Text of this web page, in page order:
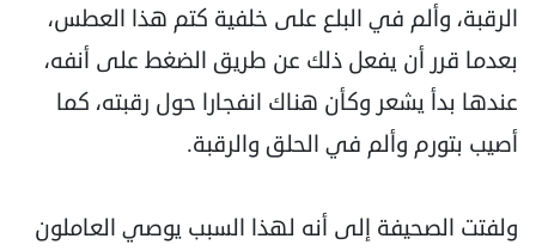
الرقبة، وألم في البلع على خلفية كتم هذا العطس،
بعدما قرر أن يفعل ذلك عن طريق الضغط على أنفه،
عندها بدأ يشعر وكأن هناك انفجارا حول رقبته، كما
أصيب بتورم وألم في الحلق والرقبة.
ولفتت الصحيفة إلى أنه لهذا السبب يوصي العاملون